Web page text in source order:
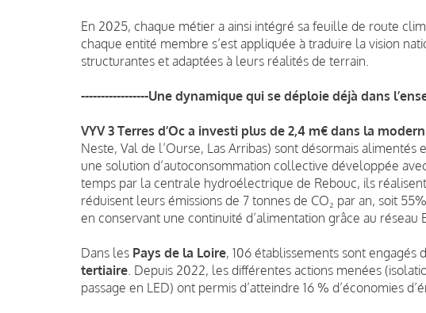
En 2025, chaque métier a ainsi intégré sa feuille de route
chaque entité membre s’est appliquée à traduire la vision
structurantes et adaptées à leurs réalités de terrain.
-----------------Une dynamique qui se déploie déjà dans
VYV 3 Terres d’Oc a investi plus de 2,4 m€ dans la
Neste, Val de l’Ourse, Las Arribas) sont désormais
une solution d’autoconsommation collective développée
temps par la centrale hydroélectrique de Rebouc, ils
réduisent leurs émissions de 7 tonnes de CO₂ par an, soit
en conservant une continuité d’alimentation grâce au réseau
Dans les Pays de la Loire, 106 établissements sont engagés
tertiaire . Depuis 2022, les différentes actions menées
passage en LED) ont permis d’atteindre 16 % d’économies